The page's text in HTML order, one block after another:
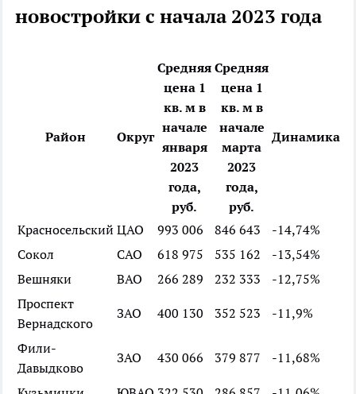
новостройки с начала 2023 года
Район Округ
Средняя
цена 1
кв. м в
начале
января
2023
года,
руб.
Средняя
цена 1
кв. м в
начале
марта
2023
года,
руб.
Динамика
Красносельский ЦАО 993 006 846 643
-14,74%
Сокол
САО 618 975 535 162
-13,54%
Вешняки
ВАО 266 289 232 333
-12,75%
Проспект
Вернадского
ЗАО 400 130 352 523 -11,9%
Фили-
Давыдково
ЗАО 430 066 379 877 -11,68%